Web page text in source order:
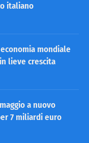
italiano
mondiale
lieve crescita
a nuovo
7 miliardi euro